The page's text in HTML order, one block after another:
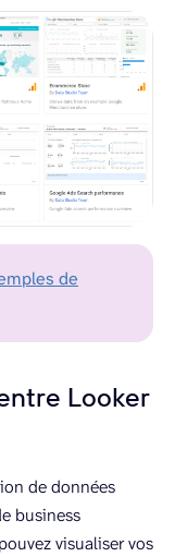
de
Looker
de données
business
visualiser vos